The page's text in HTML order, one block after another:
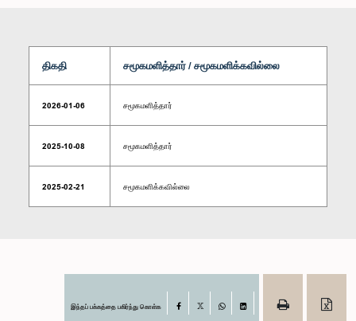
திகதி சமூகமளித்தார் / சமூகமளிக்கவில்லை
2026-01-06 சமூகமளித்தார்
2025-10-08 சமூகமளித்தார்
2025-02-21 சமூகமளிக்கவில்லை
இந்தப் பக்கத்தை பகிர்ந்து கொள்க Facebook